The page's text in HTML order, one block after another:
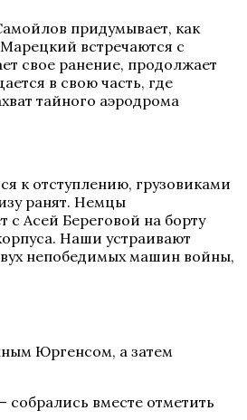
придумывает, как
встречаются с
свое ранение, продолжает
в свою часть, где
тайного аэродрома
к отступлению, грузовиками
ранят. Немцы
Асей Береговой на борту
Наши устраивают
непобедимых машин войны,
Юргенсом, а затем
вместе отметить